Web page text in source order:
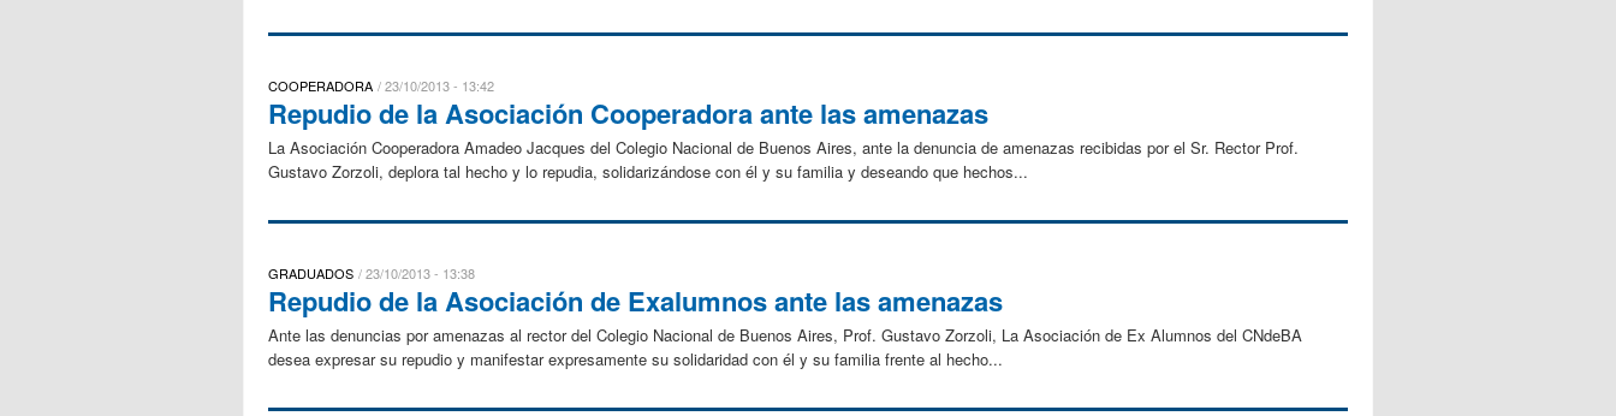
COOPERADORA 23/10/2013 - 13:42
Repudio de la Asociación Cooperadora ante las amenazas
La Asociación Cooperadora Amadeo Jacques del Colegio Nacional de Buenos Aires, ante la denuncia de amenazas recibidas por el Sr. Rector Prof.
Gustavo Zorzoli, deplora tal hecho y lo repudia, solidarizándose con él y su familia y deseando que hechos...
GRADUADOS 23/10/2013 - 13:38
Repudio de la Asociación de Exalumnos ante las amenazas
Ante las denuncias por amenazas al rector del Colegio Nacional de Buenos Aires, Prof. Gustavo Zorzoli, La Asociación de Ex Alumnos del CNdeBA
desea expresar su repudio y manifestar expresamente su solidaridad con él y su familia frente al hecho...